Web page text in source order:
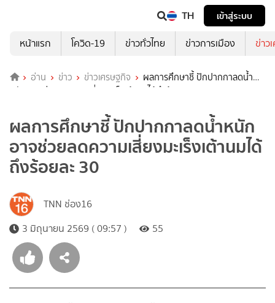
TH
เข้าสู่ระบบ
หน้าแรก
โควิด-19 ข่าวทั่วไทย ข่าวการเมือง ข่าว
อ่าน ข่าว ข่าวเศรษฐกิจ
ผลการศึกษาชี้ ปักปากกาลดน้ำ
หนัก อาจช่วยลดความเสี่ยงมะเร็งเต้านมได้ถึงร้อยละ 30
ผลการศึกษาชี้ ปักปากกาลดน้ำหนัก
อาจช่วยลดความเสี่ยงมะเร็งเต้านมได้
ถึงร้อยละ 30
TNN ช่อง16
3 มิถุนายน 2569 ( 09:57 )
55